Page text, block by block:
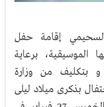
إقامة حفل
الموسيقية، برعاية
و بتكليف من وزارة
بذكرى ميلاد ليلى